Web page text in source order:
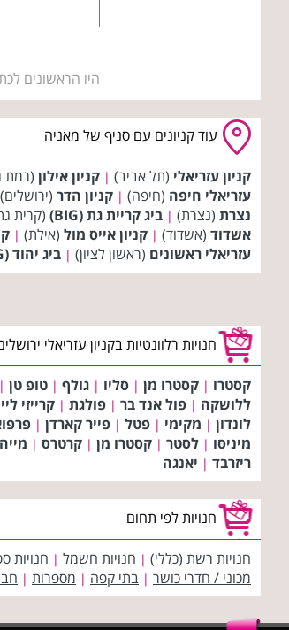
היו הראשונים
עוד קניונים עם סניף של מאניה
קניון עזריאלי (תל אביב) | קניון אילון (רמת
עזריאלי חיפה (חיפה) | קניון הדר (ירושלים)
נצרת (נצרת) | ביג קריית גת (BIG) (קרית
אשדוד (אשדוד) | קניון אייס מול (אילת) |
עזריאלי ראשונים (ראשון לציון) | ביג יהוד (BIG)
חנויות רלוונטיות בקניון עזריאלי
קסטרו | קסטרו מן | סליו | גולף | טופ טן |
ללושקה | פול אנד בר | פולגת | קרייזי
לונדון | מקימי | פטל | פייר קארדן |
מיניסו | לסטר | קסטרו מן | קרטרס |
ריזרבד | יאנגה
חנויות לפי תחום
חנויות רשת (כללי) | חנויות חשמל | חנויות
מכוני / חדרי כושר | בתי קפה | מספרות |